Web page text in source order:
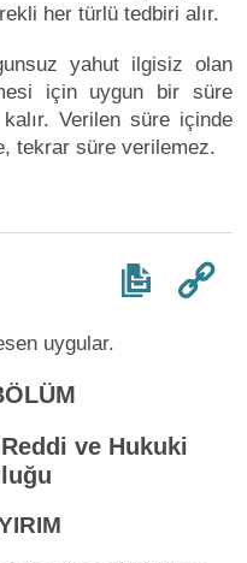
her türlü tedbiri alır.
yahut ilgisiz olan
için uygun bir süre
Verilen süre içinde
tekrar süre verilemez.
uygular.
Reddi ve Hukuki